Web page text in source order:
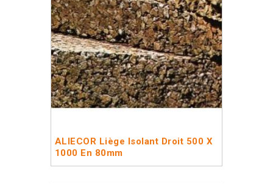
ALIECOR Liège Isolant Droit 500 X
1000 En 80mm